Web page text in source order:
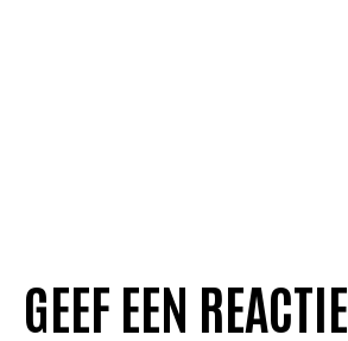
GEEF EEN REACTIE